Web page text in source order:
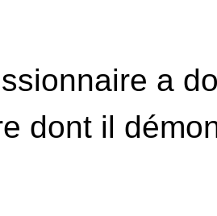
a
dont il